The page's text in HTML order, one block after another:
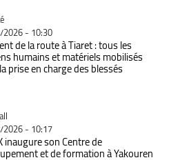
- 10:30
de la route à Tiaret : tous les
humains et matériels mobilisés
prise en charge des blessés
- 10:17
inaugure son Centre de
et de formation à Yakouren